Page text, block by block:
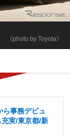
《photo by Toyota》
ら事務デビュ
実/東京都/新